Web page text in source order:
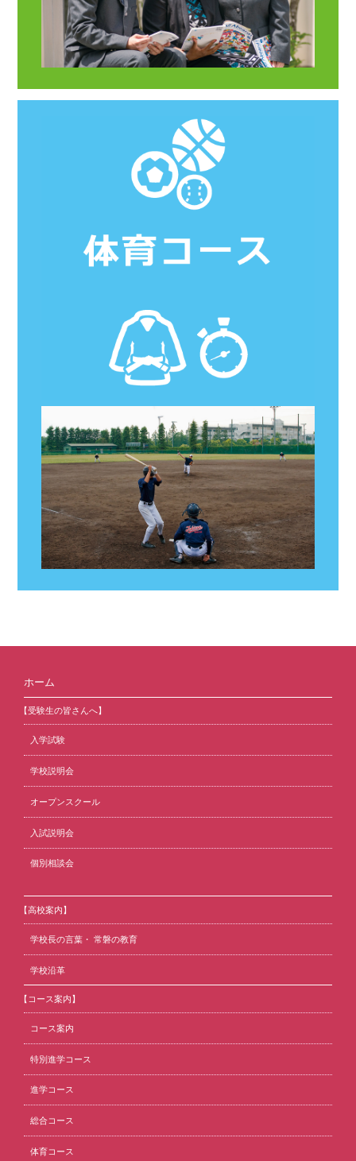
ホーム
【受験生の皆さんへ】
入学試験
学校説明会
オープンスクール
入試説明会
個別相談会
【高校案内】
学校長の言葉・ 常磐の教育
学校沿革
【コース案内】
コース案内
特別進学コース
進学コース
総合コース
体育コース